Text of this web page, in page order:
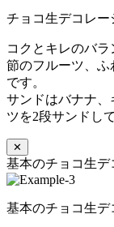
チョコ生デコレー
コクとキレのバ
節のフルーツ、ふ
です。
サンドはバナナ
ツを2段サンドし
✕
基本のチョコ生デ
基本のチョコ生デ